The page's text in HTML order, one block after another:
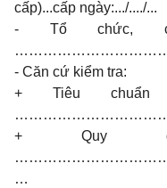
cấp)...cấp ngày:.../..../...
- Tổ chức,
- Căn cứ kiểm tra:
+ Tiêu
+ Quy
…